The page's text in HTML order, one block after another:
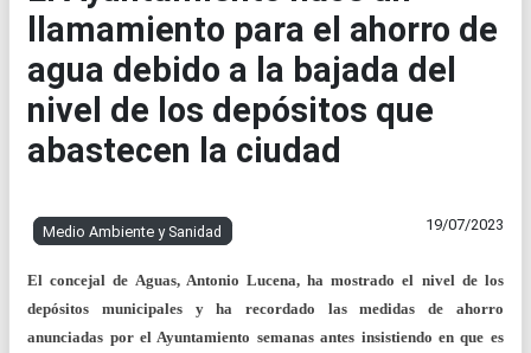
llamamiento para el ahorro de
agua debido a la bajada del
nivel de los depósitos que
abastecen la ciudad
Medio Ambiente y Sanidad 19/07/2023
El concejal de Aguas, Antonio Lucena, ha mostrado el nivel de los
depósitos municipales y ha recordado las medidas de ahorro
anunciadas por el Ayuntamiento semanas antes insistiendo en que es